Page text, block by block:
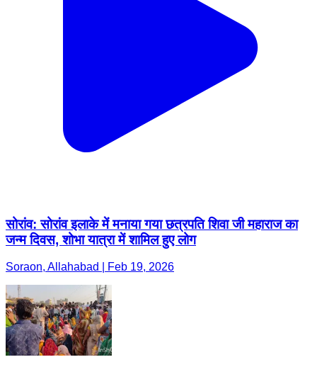
सोरांव: सोरांव इलाके में मनाया गया छत्रपति शिवा जी महाराज का
जन्म दिवस, शोभा यात्रा में शामिल हुए लोग
Soraon, Allahabad | Feb 19, 2026